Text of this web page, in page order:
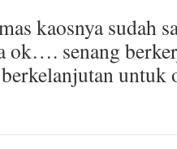
kaosnya sudah
ok…. senang
untuk